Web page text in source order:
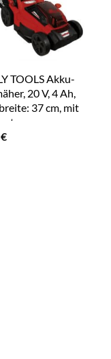
TOOLS Akku-
20 V, 4 Ah,
37 cm, mit
€